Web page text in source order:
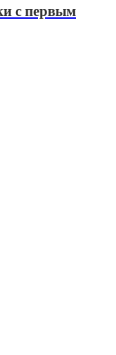
с первым